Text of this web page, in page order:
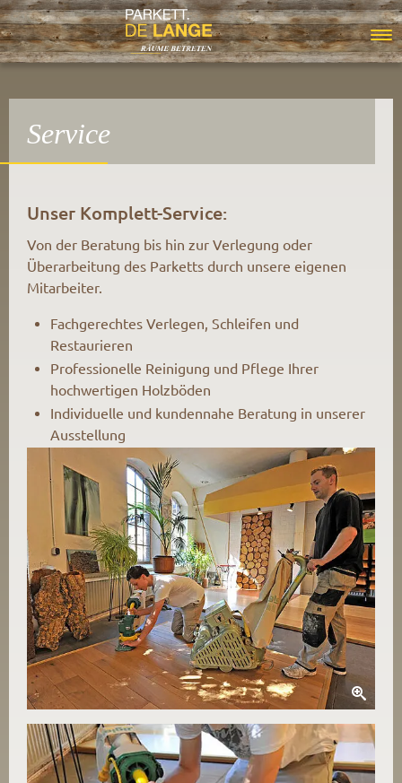
Inhalt
Service
Unser Komplett-Service:
Von der Beratung bis hin zur Verlegung oder
Überarbeitung des Parketts durch unsere eigenen
Mitarbeiter.
Fachgerechtes Verlegen, Schleifen und
Restaurieren
Professionelle Reinigung und Pflege Ihrer
hochwertigen Holzböden
Individuelle und kundennahe Beratung in unserer
Ausstellung